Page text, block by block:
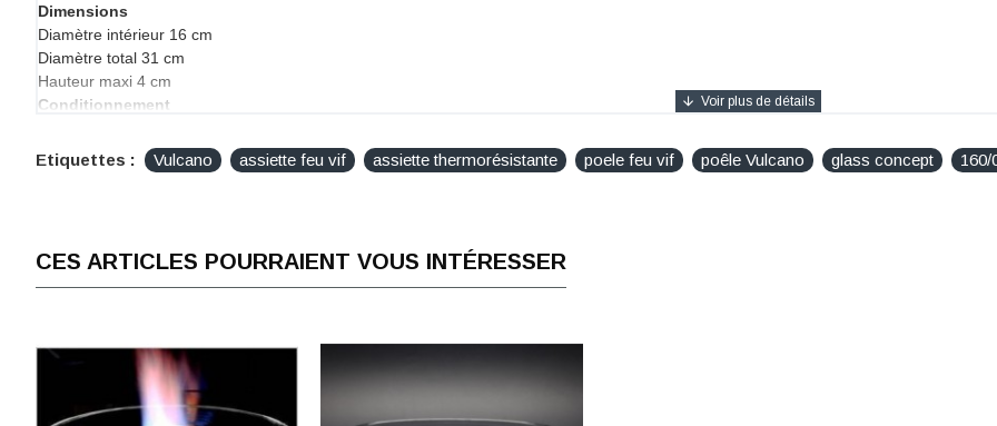
Dimensions
Diamètre intérieur 16 cm
Diamètre total 31 cm
Hauteur maxi 4 cm
Conditionnement
Etiquettes : Vulcano assiette feu vif assiette thermorésistante poele feu vif poêle Vulcano glass concept 160/
CES ARTICLES POURRAIENT VOUS INTÉRESSER